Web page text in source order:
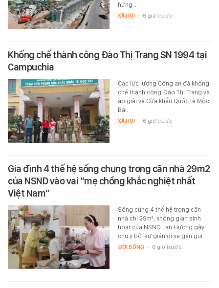
hứng…
XÃ HỘI - 6 giờ trước
Khống chế thành công Đào Thị Trang SN 1994 tại
Campuchia
Các lực lượng Công an đã khống
chế thành công Đào Thị Trang và
áp giải về Cửa khẩu Quốc tế Mộc
Bài.
XÃ HỘI - 6 giờ trước
Gia đình 4 thế hệ sống chung trong căn nhà 29m2
của NSND vào vai “mẹ chồng khắc nghiệt nhất
Việt Nam”
Sống cùng 4 thế hệ trong căn
nhà chỉ 29m², không gian sinh
hoạt của NSND Lan Hương gây
chú ý bởi sự giản dị và gần gũi.
ĐỜI SỐNG - 6 giờ trước